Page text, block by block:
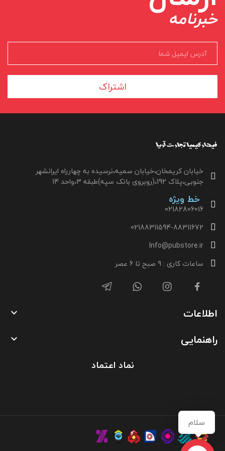
خبرنامه
اشتراک
خیابان کریمخان،خیابان سمیه،نرسیده به چهارراه ایرانشهر
جنوبی،پلاک 192،(روبروی بانک سپه)طبقه 3،واحد 14
خط ویژه
02182806016
02188311594-88311672
Info@pubstore.ir
ساعات کاری : 9 صبح تا 6 عصر
اطلاعات 
راهنمایی 
نماد اعتماد
سلام